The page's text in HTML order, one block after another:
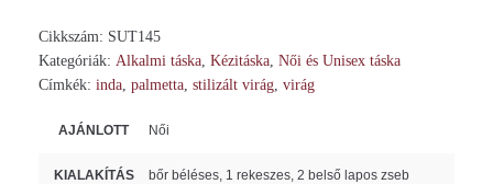
Cikkszám: SUT145
Kategóriák: Alkalmi táska Kézitáska Női és Unisex táska
Címkék: inda palmetta stilizált virág virág
AJÁNLOTT Női
KIALAKÍTÁS bőr béléses, 1 rekeszes, 2 belső lapos zseb